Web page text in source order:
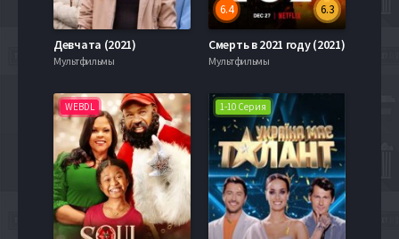
Девчата (2021)
Мультфильмы
6.3
6.4
Смерть в 2021 году (2021)
Мультфильмы
WEBDL 1-10 Серия